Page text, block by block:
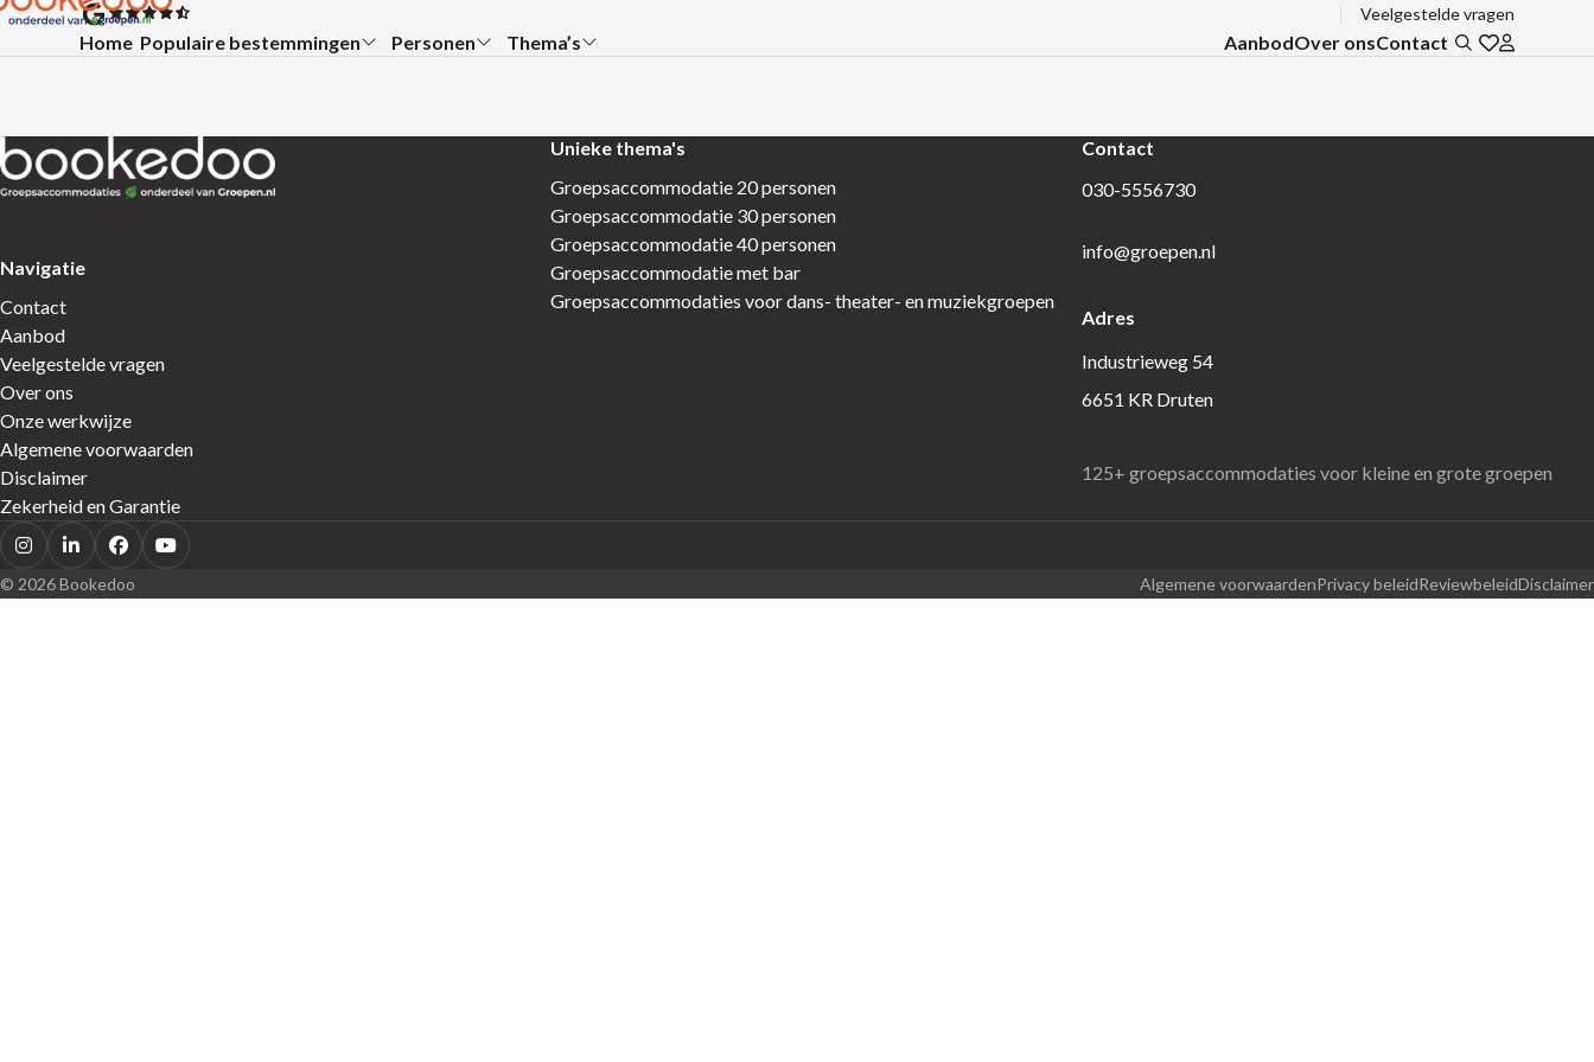
Ga direct naar de inhoud
Terug naar de startpagina
Home Submenu:
Populaire bestemmingen Submenu:
Personen Submenu:
Thema’s AanbodOver onsContact Zoeken
Ga naar
Inloggen
Veelgestelde vragen
Terug naar de startpagina
Navigatie
Contact
Aanbod
Veelgestelde vragen
Over ons
Onze werkwijze
Algemene voorwaarden
Disclaimer
Zekerheid en Garantie
Unieke thema's
Groepsaccommodatie 20 personen
Groepsaccommodatie 30 personen
Groepsaccommodatie 40 personen
Groepsaccommodatie met bar
Groepsaccommodaties voor dans- theater- en muziekgroepen
Contact
030-5556730
info@groepen.nl
Adres
Industrieweg 54
6651 KR Druten
125+ groepsaccommodaties voor kleine en grote groepen
InstagramLinkedInFacebookYoutube
© 2026 Bookedoo Algemene voorwaardenPrivacy beleidReviewbeleidDisclaimer